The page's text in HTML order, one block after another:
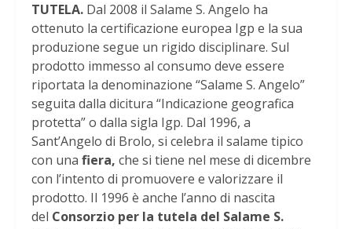
TUTELA. Dal 2008 il Salame S. Angelo ha
ottenuto la certificazione europea Igp e la sua
produzione segue un rigido disciplinare. Sul
prodotto immesso al consumo deve essere
riportata la denominazione “Salame S. Angelo”
seguita dalla dicitura “Indicazione geografica
protetta” o dalla sigla Igp. Dal 1996, a
Sant’Angelo di Brolo, si celebra il salame tipico
con una fiera, che si tiene nel mese di dicembre
con l’intento di promuovere e valorizzare il
prodotto. Il 1996 è anche l’anno di nascita
del Consorzio per la tutela del Salame S.